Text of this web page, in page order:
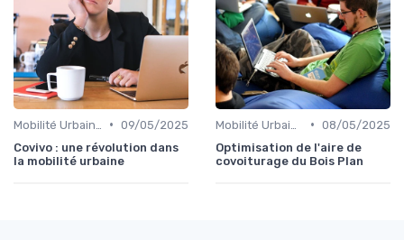
• 09/05/2025
Covivo : une révolution dans
la mobilité urbaine
• 08/05/2025
Optimisation de l'aire de
covoiturage du Bois Plan